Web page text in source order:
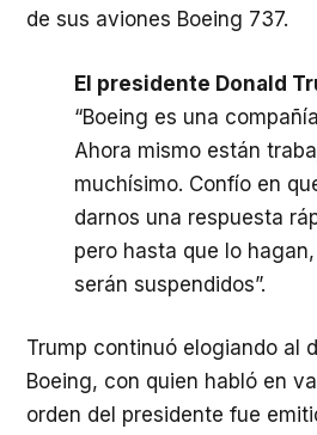
de sus aviones Boeing 737.
El presidente Donald
“Boeing es una
Ahora mismo están
muchísimo. Confío en
darnos una respuesta
pero hasta que lo
serán suspendidos”.
Trump continuó elogiando al
Boeing, con quien habló en
orden del presidente fue